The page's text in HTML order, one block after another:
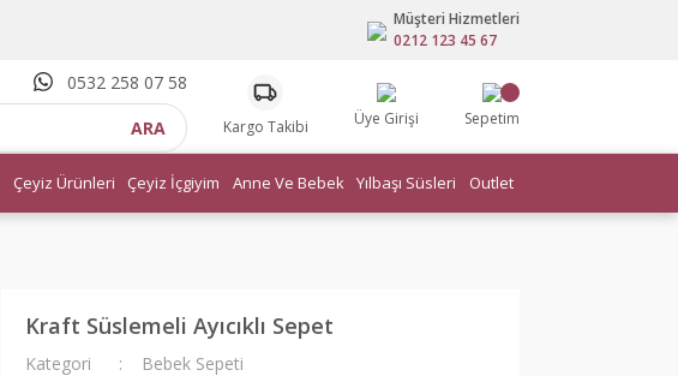
Müşteri Hizmetleri
0212 123 45 67
0532 258 07 58
ARA Kargo Takibi Üye Girişi Sepetim
Çeyiz Ürünleri Çeyiz İçgiyim Anne Ve Bebek Yılbaşı Süsleri Outlet
Kraft Süslemeli Ayıcıklı Sepet
Kategori
Bebek Sepeti